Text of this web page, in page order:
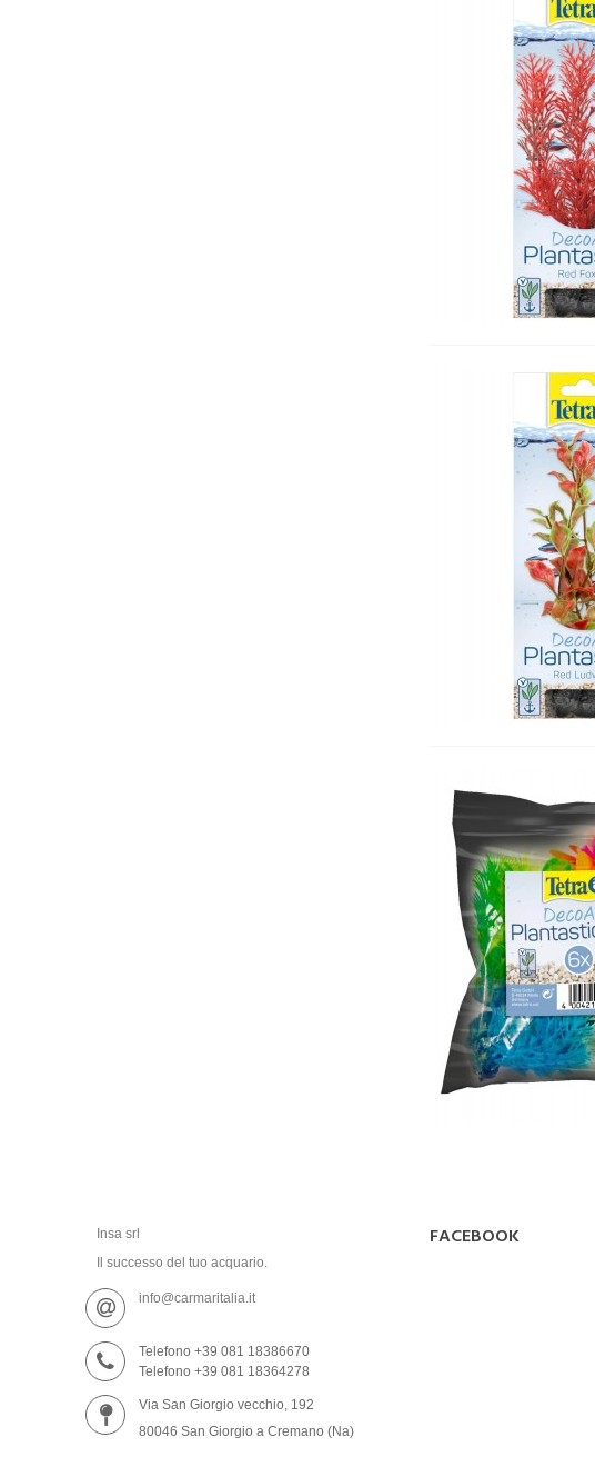
Insa srl
Il successo del tuo acquario.
info@carmaritalia.it
Telefono +39 081 18386670
Telefono +39 081 18364278
Via San Giorgio vecchio, 192
80046 San Giorgio a Cremano (Na)
FACEBOOK